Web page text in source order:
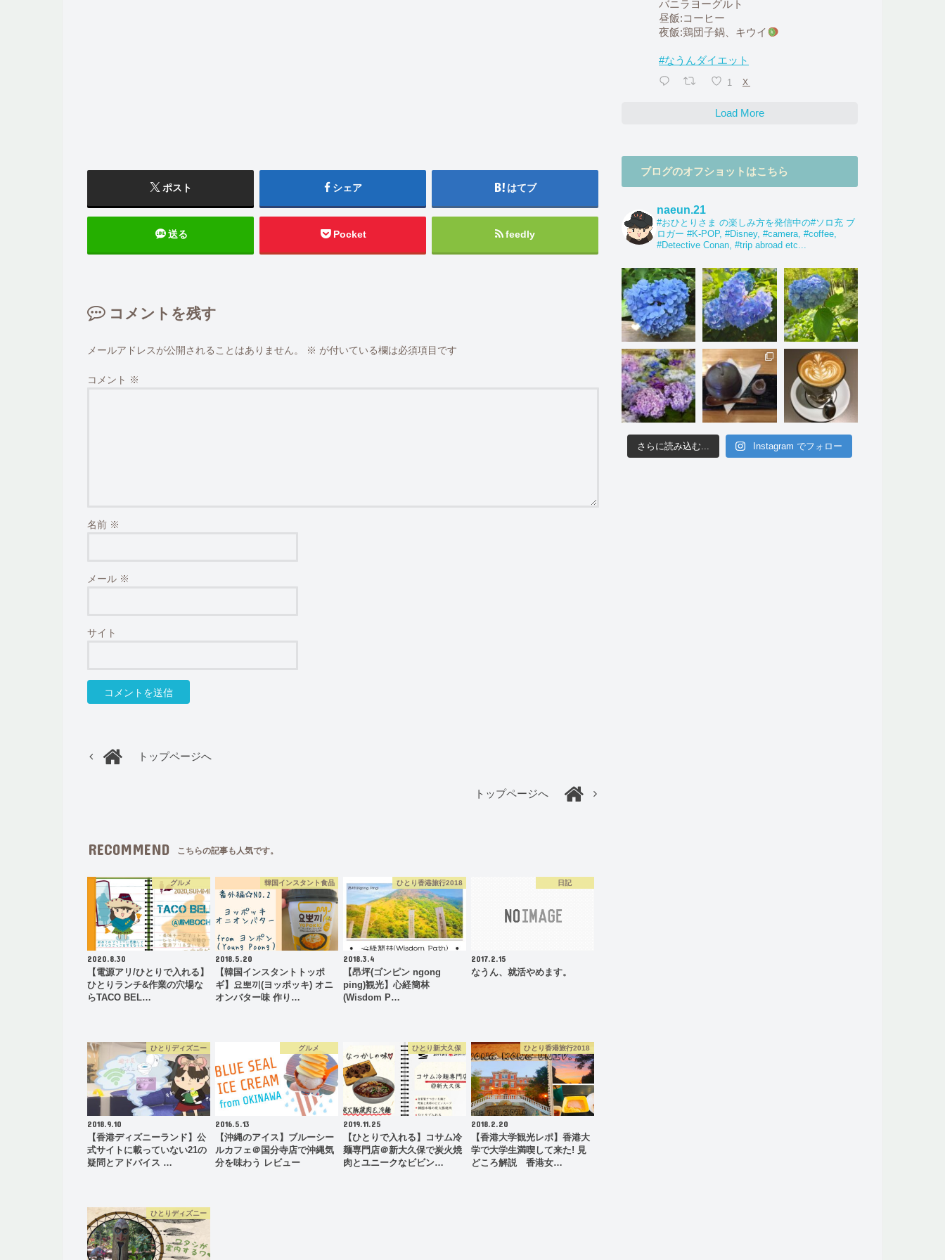
ポスト シェア はてブ
送る Pocket feedly
コメントを残す
メールアドレスが公開されることはありません。 ※ が付いている欄は必須項目です
コメント ※
名前 ※
メール ※
サイト
トップページへ
トップページへ
RECOMMEND こちらの記事も人気です。
グルメ
2020.8.30
【電源アリ/ひとりで入れる】
ひとりランチ&作業の穴場な
らTACO BEL…
韓国インスタント食品
2018.5.20
【韓国インスタントトッポ
ギ】요뽀끼(ヨッポッキ) オニ
オンバター味 作り…
ひとり香港旅行2018
2018.3.4
【昂坪(ゴンピン ngong
ping)観光】心経簡林
(Wisdom P…
日記
2017.2.15
なうん、就活やめます。
ひとりディズニー
2018.9.10
【香港ディズニーランド】公
式サイトに載っていない21の
疑問とアドバイス …
グルメ
2016.5.13
【沖縄のアイス】ブルーシー
ルカフェ＠国分寺店で沖縄気
分を味わう レビュー
ひとり新大久保
2019.11.25
【ひとりで入れる】コサム冷
麺専門店＠新大久保で炭火焼
肉とユニークなビビン…
ひとり香港旅行2018
2018.2.20
【香港大学観光レポ】香港大
学で大学生満喫して来た! 見
どころ解説 香港女…
ひとりディズニー
バニラヨーグルト
昼飯:コーヒー
夜飯:鶏団子鍋、キウイ
#なうんダイエット
1 X
Load More
ブログのオフショットはこちら
naeun.21
#おひとりさま の楽しみ方を発信中の#ソロ充 ブ
ロガー #K-POP, #Disney, #camera, #coffee,
#Detective Conan, #trip abroad etc...
さらに読み込む... Instagram でフォロー